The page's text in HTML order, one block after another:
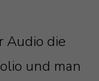
Audio die
und man